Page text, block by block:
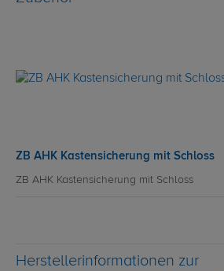
ZB AHK Kastensicherung mit Schloss
ZB AHK Kastensicherung mit Schloss
Herstellerinformationen zur